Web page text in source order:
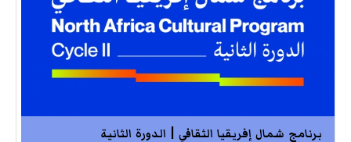
برنامج شمال إفريقيا الثقافي | الدورة الثانية